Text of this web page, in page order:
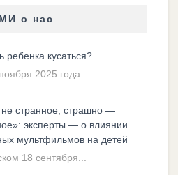
о нас
ребенка кусаться?
2025 года...
странное, страшно —
эксперты — о влиянии
мультфильмов на детей
18 сентября...